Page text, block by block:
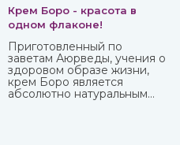
Крем Боро - красота в
одном флаконе!
Приготовленный по
заветам Аюрведы, учения о
здоровом образе жизни,
крем Боро является
абсолютно натуральным